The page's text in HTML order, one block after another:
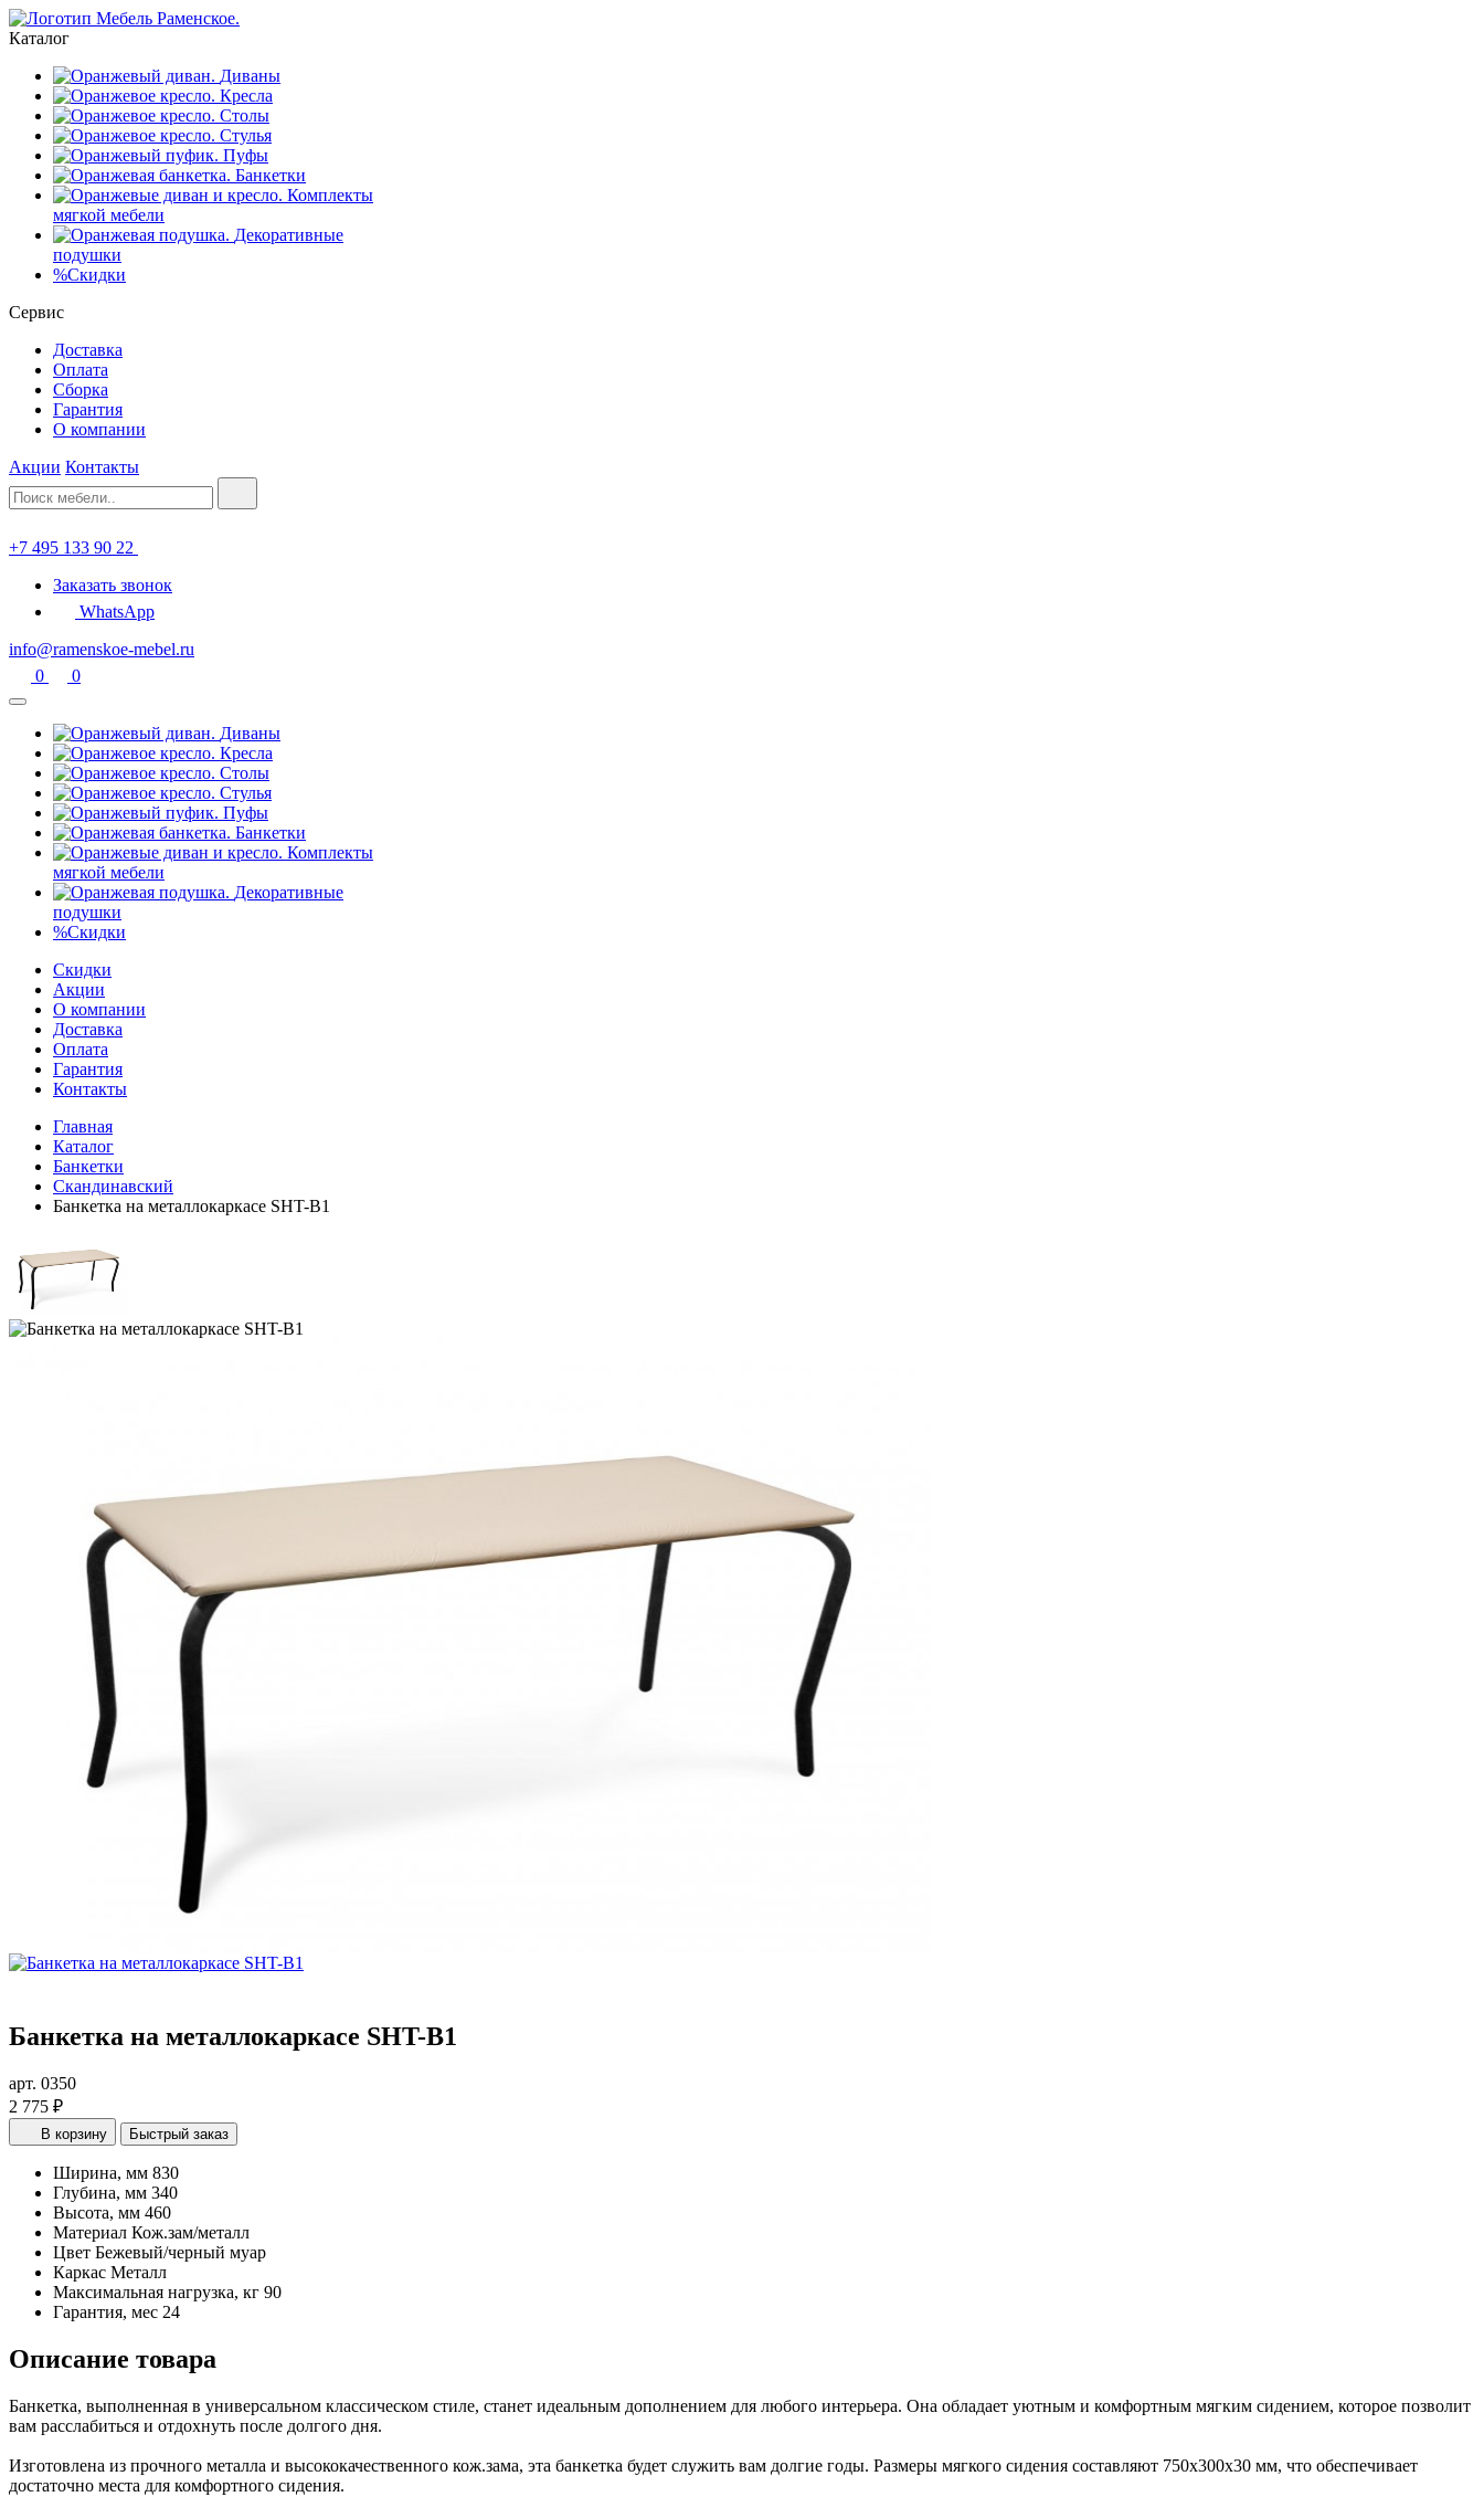
Каталог
Диваны
Кресла
Столы
Стулья
Пуфы
Банкетки
Комплекты
мягкой мебели
Декоративные
подушки
%Скидки
Сервис
Доставка
Оплата
Сборка
Гарантия
О компании
Акции Контакты
+7 495 133 90 22
Заказать звонок
WhatsApp
info@ramenskoe-mebel.ru
0
0
Диваны
Кресла
Столы
Стулья
Пуфы
Банкетки
Комплекты
мягкой мебели
Декоративные
подушки
%Скидки
Скидки
Акции
О компании
Доставка
Оплата
Гарантия
Контакты
Главная
Каталог
Банкетки
Скандинавский
Банкетка на металлокаркасе SHT-B1
Банкетка на металлокаркасе SHT-B1
арт. 0350
2 775 ₽
В корзину Быстрый заказ
Ширина, мм 830
Глубина, мм 340
Высота, мм 460
Материал Кож.зам/металл
Цвет Бежевый/черный муар
Каркас Металл
Максимальная нагрузка, кг 90
Гарантия, мес 24
Описание товара
Банкетка, выполненная в универсальном классическом стиле, станет идеальным дополнением для любого интерьера. Она обладает уютным и комфортным мягким сидением, которое позволит
вам расслабиться и отдохнуть после долгого дня.
Изготовлена из прочного металла и высококачественного кож.зама, эта банкетка будет служить вам долгие годы. Размеры мягкого сидения составляют 750х300х30 мм, что обеспечивает
достаточно места для комфортного сидения.